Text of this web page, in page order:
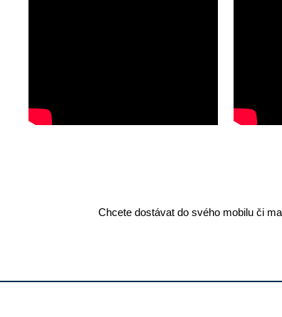
Chcete dostávat do svého mobilu či